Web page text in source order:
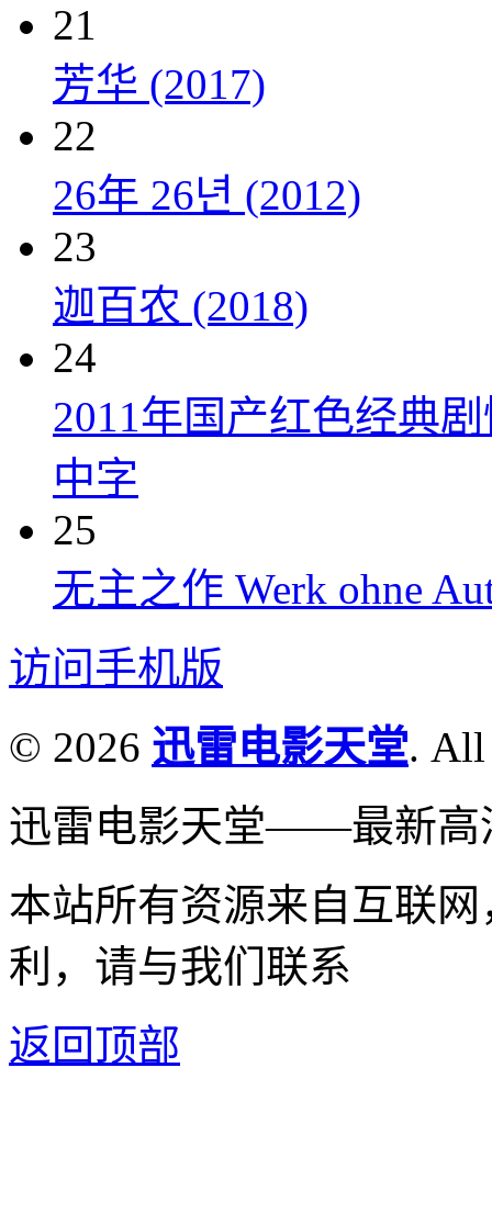
21
芳华 (2017)
22
26年 26년 (2012)
23
迦百农 (2018)
24
2011年国产红色经典
中字
25
无主之作 Werk ohne
访问手机版
© 2026 迅雷电影天堂. All
迅雷电影天堂——最新高
本站所有资源来自互联
利，请与我们联系
返回顶部